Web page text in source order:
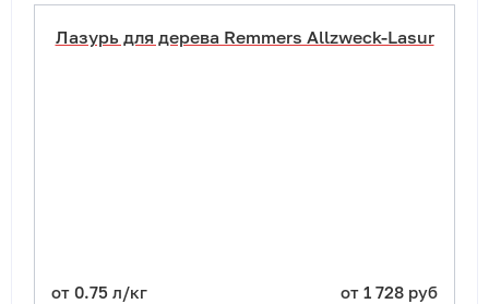
Лазурь для дерева Remmers Allzweck-Lasur
от 0.75 л/кг от 1 728 руб